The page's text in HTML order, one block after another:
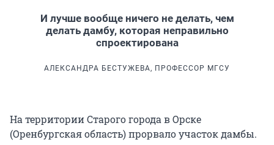
И лучше вообще ничего не делать, чем
делать дамбу, которая неправильно
спроектирована
АЛЕКСАНДРА БЕСТУЖЕВА, ПРОФЕССОР МГСУ
На территории Старого города в Орске
(Оренбургская область) прорвало участок дамбы.